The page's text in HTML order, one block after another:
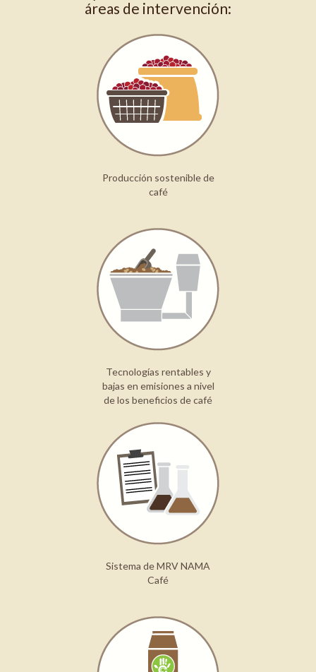
áreas de intervención:
Producción sostenible de
café
Tecnologías rentables y
bajas en emisiones a nivel
de los beneficios de café
Sistema de MRV NAMA
Café